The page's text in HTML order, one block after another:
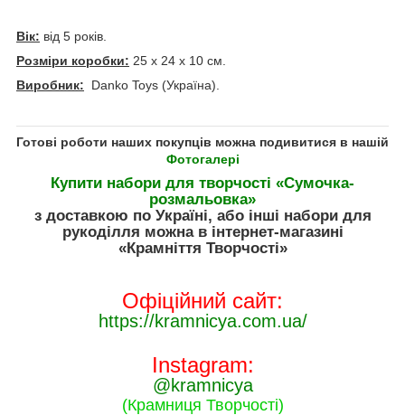
Вік: від 5 років.
Розміри коробки: 25 х 24 х 10 см.
Виробник: Danko Toys (Україна).
Готові роботи наших покупців можна подивитися в нашій
Фотогалері
Купити набори для творчості «Сумочка-
розмальовка»
з доставкою по Україні, або інші набори для
рукоділля можна в інтернет-магазині
«Крамніття Творчості»
Офіційний сайт:
https://kramnicya.com.ua/
Instagram:
@kramnicya
(Крамниця Творчості)